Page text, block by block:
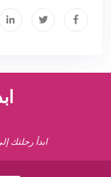
ابدأ رحلتك